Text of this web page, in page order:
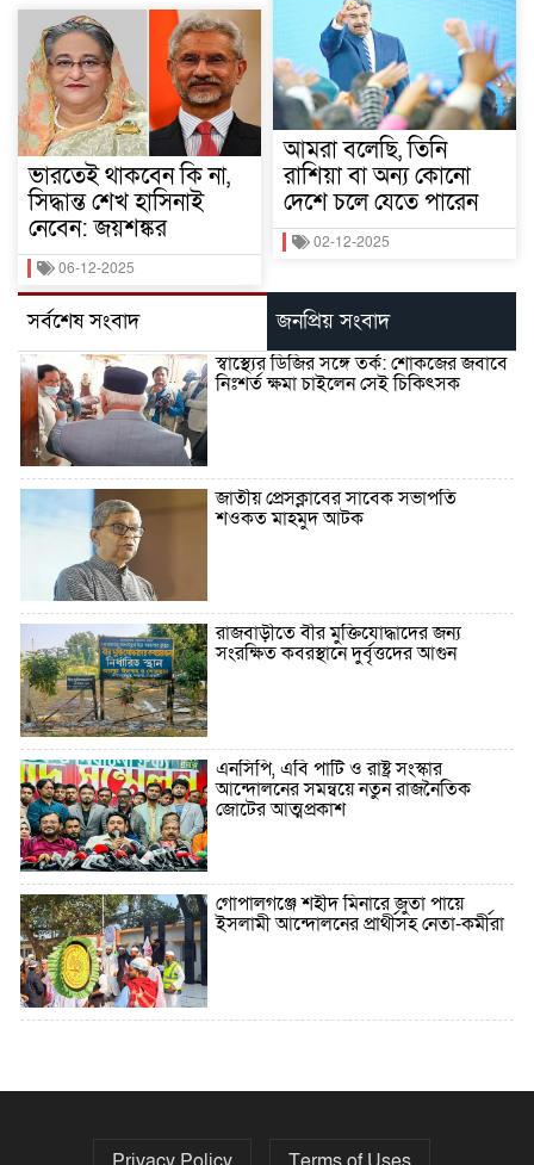
ভারতেই থাকবেন কি না,
সিদ্ধান্ত শেখ হাসিনাই
নেবেন: জয়শঙ্কর
06-12-2025
আমরা বলেছি, তিনি
রাশিয়া বা অন্য কোনো
দেশে চলে যেতে পারেন
02-12-2025
সর্বশেষ সংবাদ জনপ্রিয় সংবাদ
স্বাস্থ্যের ডিজির সঙ্গে তর্ক: শোকজের জবাবে
নিঃশর্ত ক্ষমা চাইলেন সেই চিকিৎসক
জাতীয় প্রেসক্লাবের সাবেক সভাপতি
শওকত মাহমুদ আটক
রাজবাড়ীতে বীর মুক্তিযোদ্ধাদের জন্য
সংরক্ষিত কবরস্থানে দুর্বৃত্তদের আগুন
এনসিপি, এবি পার্টি ও রাষ্ট্র সংস্কার
আন্দোলনের সমন্বয়ে নতুন রাজনৈতিক
জোটের আত্মপ্রকাশ
গোপালগঞ্জে শহীদ মিনারে জুতা পায়ে
ইসলামী আন্দোলনের প্রার্থীসহ নেতা-কর্মীরা